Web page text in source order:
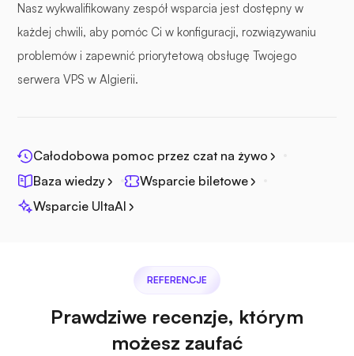
Fotopryzmat
Nasz wykwalifikowany zespół wsparcia jest dostępny w
każdej chwili, aby pomóc Ci w konfiguracji, rozwiązywaniu
problemów i zapewnić priorytetową obsługę Twojego
serwera VPS w Algierii.
Całodobowa pomoc przez czat na żywo
Baza wiedzy
Wsparcie biletowe
Wsparcie UltaAI
REFERENCJE
Prawdziwe recenzje, którym
możesz zaufać